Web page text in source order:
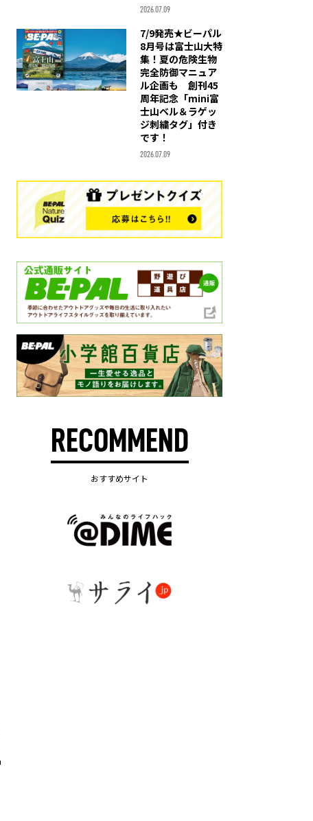
2026.07.09
7/9発売★ビーパル
8月号は富士山大特
集！夏の危険生物
完全防御マニュア
ル企画も 創刊45
周年記念「mini富
士山ベル＆ラゲッ
ジ刺繍タグ」付き
です！
2026.07.09
RECOMMEND
おすすめサイト